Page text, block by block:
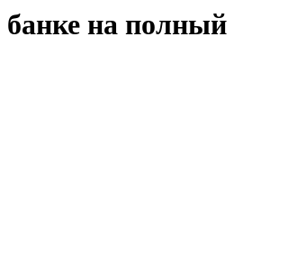
банке на полный